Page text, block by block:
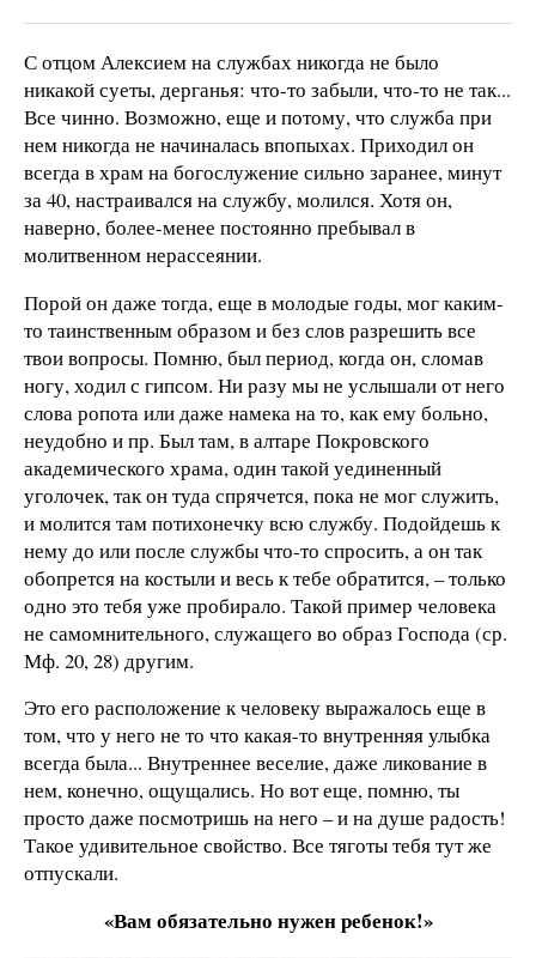
С отцом Алексием на службах никогда не было
никакой суеты, дерганья: что-то забыли, что-то не так...
Все чинно. Возможно, еще и потому, что служба при
нем никогда не начиналась впопыхах. Приходил он
всегда в храм на богослужение сильно заранее, минут
за 40, настраивался на службу, молился. Хотя он,
наверно, более-менее постоянно пребывал в
молитвенном нерассеянии.
Порой он даже тогда, еще в молодые годы, мог каким-
то таинственным образом и без слов разрешить все
твои вопросы. Помню, был период, когда он, сломав
ногу, ходил с гипсом. Ни разу мы не услышали от него
слова ропота или даже намека на то, как ему больно,
неудобно и пр. Был там, в алтаре Покровского
академического храма, один такой уединенный
уголочек, так он туда спрячется, пока не мог служить,
и молится там потихонечку всю службу. Подойдешь к
нему до или после службы что-то спросить, а он так
обопрется на костыли и весь к тебе обратится, – только
одно это тебя уже пробирало. Такой пример человека
не самомнительного, служащего во образ Господа (ср.
Мф. 20, 28) другим.
Это его расположение к человеку выражалось еще в
том, что у него не то что какая-то внутренняя улыбка
всегда была... Внутреннее веселие, даже ликование в
нем, конечно, ощущались. Но вот еще, помню, ты
просто даже посмотришь на него – и на душе радость!
Такое удивительное свойство. Все тяготы тебя тут же
отпускали.
«Вам обязательно нужен ребенок!»